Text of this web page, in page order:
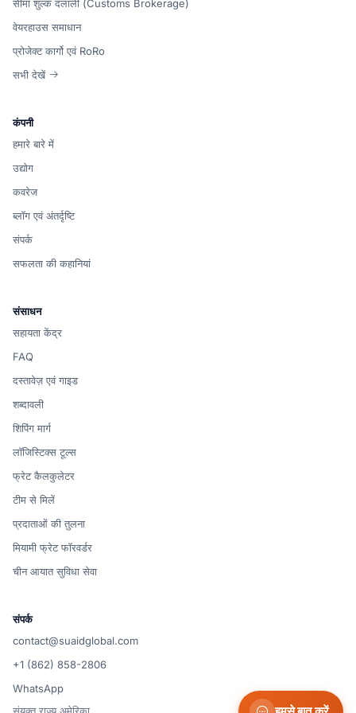
सीमा शुल्क दलाली (Customs Brokerage)
वेयरहाउस समाधान
प्रोजेक्ट कार्गो एवं RoRo
सभी देखें
कंपनी
हमारे बारे में
उद्योग
कवरेज
ब्लॉग एवं अंतर्दृष्टि
संपर्क
सफलता की कहानियां
संसाधन
सहायता केंद्र
FAQ
दस्तावेज़ एवं गाइड
शब्दावली
शिपिंग मार्ग
लॉजिस्टिक्स टूल्स
फ्रेट कैलकुलेटर
टीम से मिलें
प्रदाताओं की तुलना
मियामी फ्रेट फॉरवर्डर
चीन आयात सुविधा सेवा
संपर्क
contact@suaidglobal.com
+1 (862) 858-2806
WhatsApp